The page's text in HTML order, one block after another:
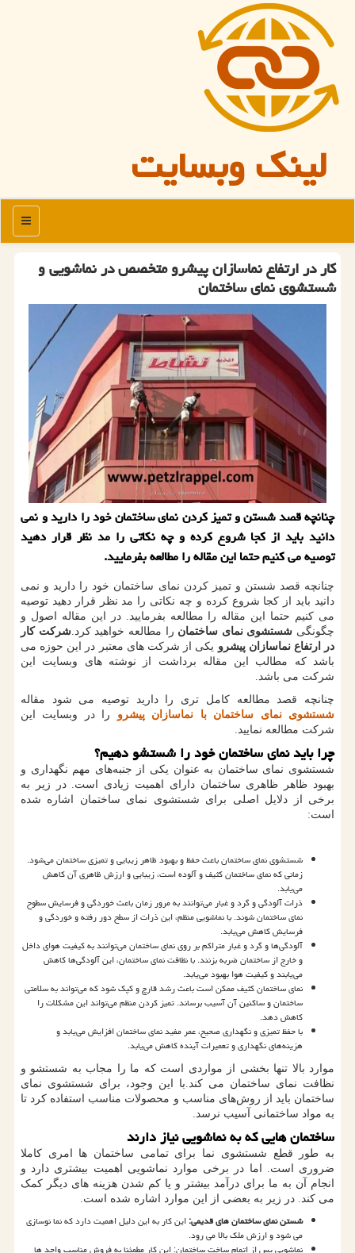
لینک وبسایت
منو
کار در ارتفاع نماسازان پیشرو متخصص در نماشویی و
شستشوی نمای ساختمان
چنانچه قصد شستن و تمیز کردن نمای ساختمان خود را دارید و نمی
دانید باید از کجا شروع کرده و چه نکاتی را مد نظر قرار دهید
توصیه می کنیم حتما این مقاله را مطالعه بفرمایید.
چنانچه قصد شستن و تمیز کردن نمای ساختمان خود را دارید و نمی
دانید باید از کجا شروع کرده و چه نکاتی را مد نظر قرار دهید توصیه
می کنیم حتما این مقاله را مطالعه بفرمایید. در این مقاله اصول و
چگونگی شستشوی نمای ساختمان را مطالعه خواهید کرد.شرکت کار
در ارتفاع نماسازان پیشرو یکی از شرکت های معتبر در این حوزه می
باشد که مطالب این مقاله برداشت از نوشته های وبسایت این
شرکت می باشد.
چنانچه قصد مطالعه کامل تری را دارید توصیه می شود مقاله
شستشوی نمای ساختمان با نماسازان پیشرو را در وبسایت این
شرکت مطالعه نمایید.
چرا باید نمای ساختمان خود را شستشو دهیم؟
شستشوی نمای ساختمان به عنوان یکی از جنبههای مهم نگهداری و
بهبود ظاهر ظاهری ساختمان دارای اهمیت زیادی است. در زیر به
برخی از دلایل اصلی برای شستشوی نمای ساختمان اشاره شده
است:
شستشوی نمای ساختمان باعث حفظ و بهبود ظاهر زیبایی و تمیزی ساختمان میشود.
زمانی که نمای ساختمان کثیف و آلوده است، زیبایی و ارزش ظاهری آن کاهش
مییابد.
ذرات آلودگی و گرد و غبار میتوانند به مرور زمان باعث خوردگی و فرسایش سطوح
نمای ساختمان شوند. با نماشویی منظم، این ذرات از سطح دور رفته و خوردگی و
فرسایش کاهش مییابد.
آلودگیها و گرد و غبار متراکم بر روی نمای ساختمان میتوانند به کیفیت هوای داخل
و خارج از ساختمان ضربه بزنند. با نظافت نمای ساختمان، این آلودگیها کاهش
مییابند و کیفیت هوا بهبود مییابد.
نمای ساختمان کثیف ممکن است باعث رشد قارچ و کپک شود که میتواند به سلامتی
ساختمان و ساکنین آن آسیب برساند. تمیز کردن منظم میتواند این مشکلات را
کاهش دهد.
با حفظ تمیزی و نگهداری صحیح، عمر مفید نمای ساختمان افزایش مییابد و
هزینههای نگهداری و تعمیرات آینده کاهش مییابد.
موارد بالا تنها بخشی از مواردی است که ما را مجاب به شستشو و
نظافت نمای ساختمان می کند.با این وجود، برای شستشوی نمای
ساختمان باید از روشهای مناسب و محصولات مناسب استفاده کرد تا
به مواد ساختمانی آسیب نرسد.
ساختمان هایی که به نماشویی نیاز دارند
به طور قطع شستشوی نما برای تمامی ساختمان ها امری کاملا
ضروری است. اما در برخی موارد نماشویی اهمیت بیشتری دارد و
انجام آن به ما برای درآمد بیشتر و یا کم شدن هزینه های دیگر کمک
می کند. در زیر به بعضی از این موارد اشاره شده است.
شستن نمای ساختمان های قدیمی:این کار به این دلیل اهمیت دارد که نما نوسازی
می شود و ارزش ملک بالا می رود.
نماشویی پس از اتمام ساخت ساختمان: این کار مطمئنا به فروش مناسب واحد ها